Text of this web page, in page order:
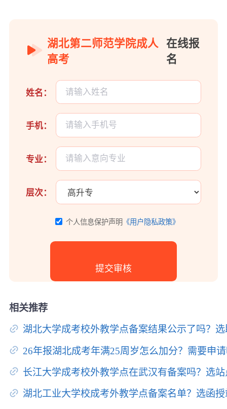
湖北第二师范学院成人
高考
在线报
名
姓名：
手机：
专业：
层次：
个人信息保护声明 《用户隐私政策》
相关推荐
湖北大学成考校外教学点备案结果公示了吗？
26年报湖北成考年满25周岁怎么加分？需要申
长江大学成考校外教学点在武汉有备案吗？选
湖北工业大学校成考外教学点备案名单？选函